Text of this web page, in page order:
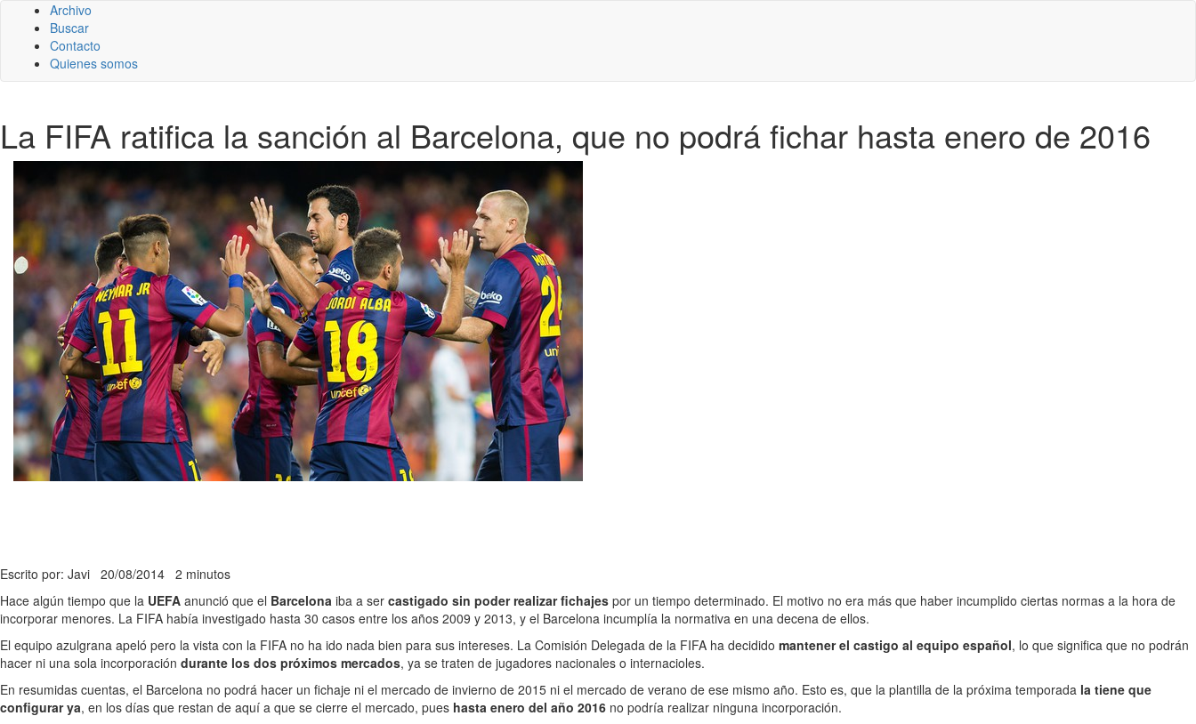
Archivo
Buscar
Contacto
Quienes somos
La FIFA ratifica la sanción al Barcelona, que no podrá fichar hasta enero de 2016
Escrito por: Javi 20/08/2014 2 minutos
Hace algún tiempo que la UEFA anunció que el Barcelona iba a ser castigado sin poder realizar fichajes por un tiempo determinado. El motivo no era más que haber incumplido ciertas normas a la hora de
incorporar menores. La FIFA había investigado hasta 30 casos entre los años 2009 y 2013, y el Barcelona incumplía la normativa en una decena de ellos.
El equipo azulgrana apeló pero la vista con la FIFA no ha ido nada bien para sus intereses. La Comisión Delegada de la FIFA ha decidido mantener el castigo al equipo español, lo que significa que no podrán
hacer ni una sola incorporación durante los dos próximos mercados, ya se traten de jugadores nacionales o internacioles.
En resumidas cuentas, el Barcelona no podrá hacer un fichaje ni el mercado de invierno de 2015 ni el mercado de verano de ese mismo año. Esto es, que la plantilla de la próxima temporada la tiene que
configurar ya, en los días que restan de aquí a que se cierre el mercado, pues hasta enero del año 2016 no podría realizar ninguna incorporación.